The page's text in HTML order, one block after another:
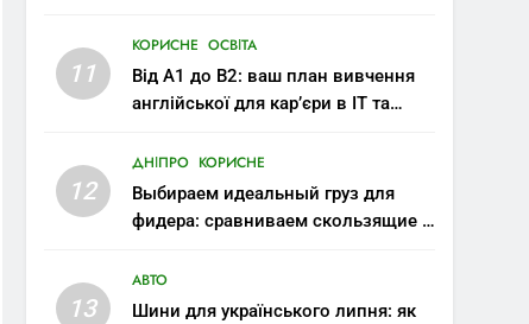
11
КОРИСНЕ ОСВІТА
Від A1 до B2: ваш план вивчення
англійської для кар’єри в IT та
12
ДНІПРО КОРИСНЕ
Выбираем идеальный груз для
фидера: сравниваем скользящие и
13
АВТО
Шини для українського липня: як